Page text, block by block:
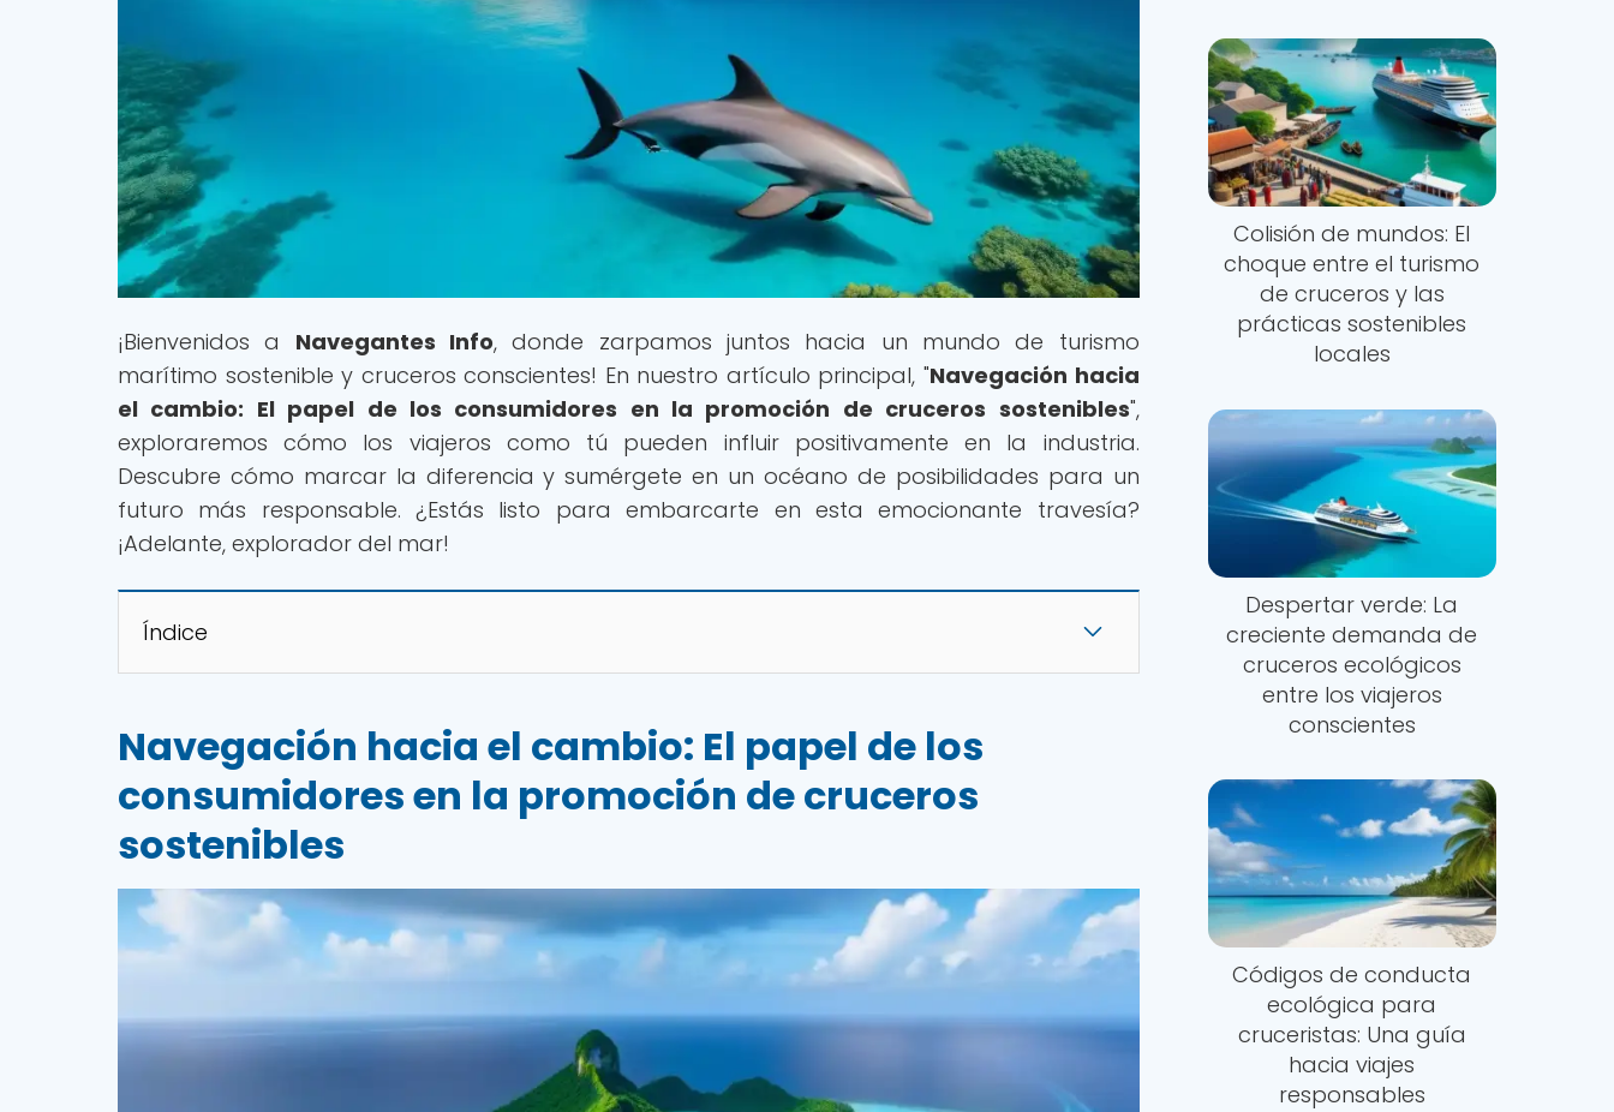
¡Bienvenidos a Navegantes Info, donde zarpamos juntos hacia un mundo de turismo
marítimo sostenible y cruceros conscientes! En nuestro artículo principal, "Navegación hacia
el cambio: El papel de los consumidores en la promoción de cruceros sostenibles",
exploraremos cómo los viajeros como tú pueden influir positivamente en la industria.
Descubre cómo marcar la diferencia y sumérgete en un océano de posibilidades para un
futuro más responsable. ¿Estás listo para embarcarte en esta emocionante travesía?
¡Adelante, explorador del mar!
Índice
Navegación hacia el cambio: El papel de los
consumidores en la promoción de cruceros
sostenibles
Colisión de mundos: El
choque entre el turismo
de cruceros y las
prácticas sostenibles
locales
Despertar verde: La
creciente demanda de
cruceros ecológicos
entre los viajeros
conscientes
Códigos de conducta
ecológica para
cruceristas: Una guía
hacia viajes
responsables